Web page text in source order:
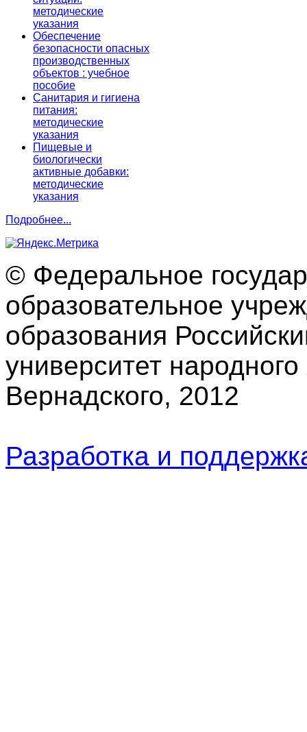
методические
указания
Обеспечение
безопасности опасных
производственных
объектов : учебное
пособие
Санитария и гигиена
питания:
методические
указания
Пищевые и
биологически
активные добавки:
методические
указания
Подробнее...
© Федеральное
образовательное
образования
университет
Вернадского, 2012
Разработка и